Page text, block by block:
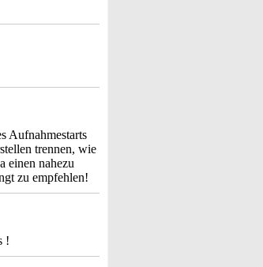
Aufnahmestarts
trennen, wie
einen nahezu
zu empfehlen!
!